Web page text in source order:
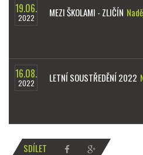
19.06.
2022 MEZI ŠKOLAMI - ZLIČÍN
16.08.
2022 LETNÍ SOUSTŘEDĚNÍ 2022
SDÍLET